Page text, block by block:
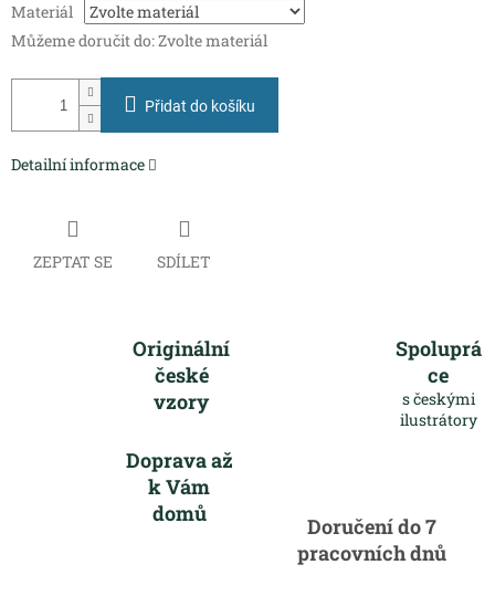
cena:
Materiál
Můžeme doručit do:Zvolte materiál
Přidat do košíku
Detailní informace
ZEPTAT SE SDÍLET
Originální
české
vzory
Spoluprá
ce
s českými
ilustrátory
Doprava až
k Vám
domů
Doručení do 7
pracovních dnů